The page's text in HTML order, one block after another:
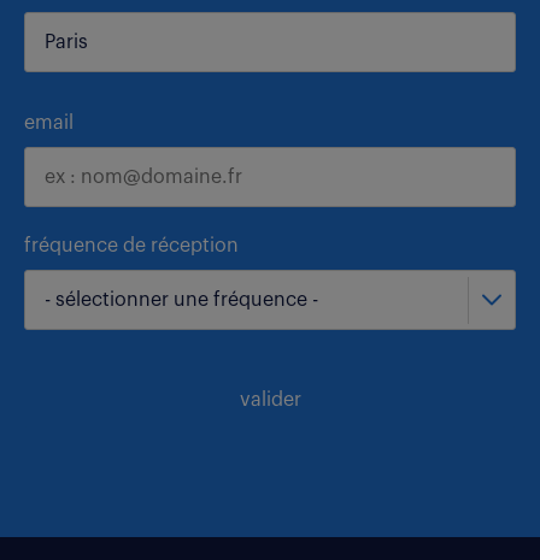
email
fréquence de réception
- sélectionner une fréquence -
valider